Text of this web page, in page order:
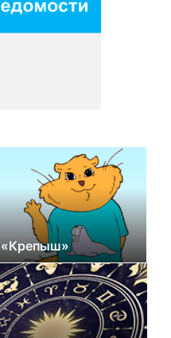
«Крепыш»